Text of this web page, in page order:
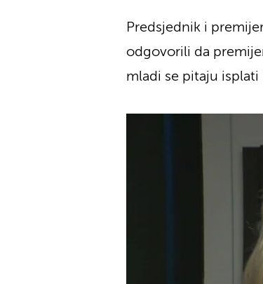
Predsjednik i
odgovorili da
mladi se pitaju